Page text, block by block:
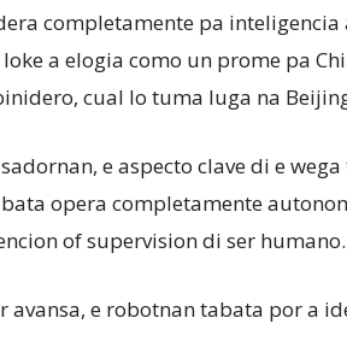
completamente pa
a elogia como un prome pa
cual lo tuma luga na
e aspecto clave di e
opera completamente
of supervision di ser humano.
avansa, e robotnan tabata por a